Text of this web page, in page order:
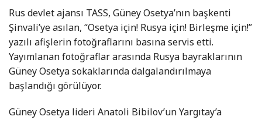
Rus devlet ajansı TASS, Güney Osetya’nın başkenti
Şinvali’ye asılan, “Osetya için! Rusya için! Birleşme için!”
yazılı afişlerin fotoğraflarını basına servis etti.
Yayımlanan fotoğraflar arasında Rusya bayraklarının
Güney Osetya sokaklarında dalgalandırılmaya
başlandığı görülüyor.
Güney Osetya lideri Anatoli Bibilov’un Yargıtay’a